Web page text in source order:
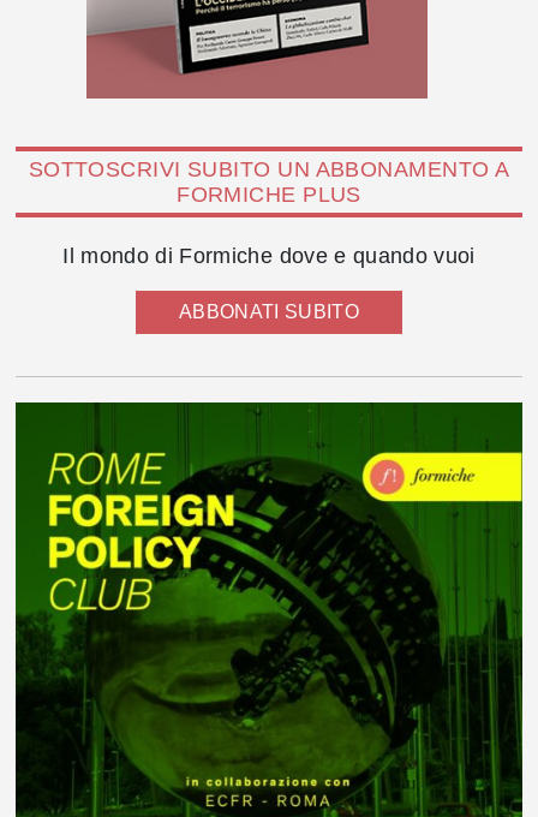
SOTTOSCRIVI SUBITO UN ABBONAMENTO A
FORMICHE PLUS
Il mondo di Formiche dove e quando vuoi
ABBONATI SUBITO